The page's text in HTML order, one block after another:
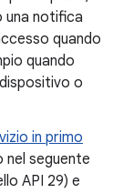
una notifica
quando
quando
o
in primo
seguente
API 29) e